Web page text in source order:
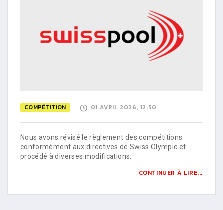
COMPÉTITION 01 AVRIL 2026, 12:50
Nous avons révisé le règlement des compétitions
conformément aux directives de Swiss Olympic et
procédé à diverses modifications.
CONTINUER À LIRE...